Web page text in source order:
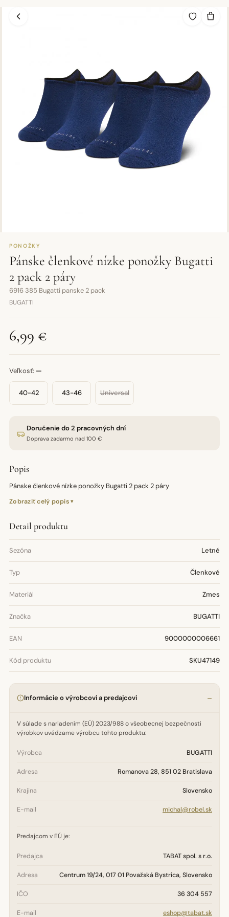
PONOŽKY
Pánske členkové nízke ponožky Bugatti
2 pack 2 páry
6916 385 Bugatti panske 2 pack
BUGATTI
6,99 €
Veľkosť: —
40-42 43-46 Universal
Doručenie do 2 pracovných dní
Doprava zadarmo nad 100 €
Popis
Pánske členkové nízke ponožky Bugatti 2 pack 2 páry
Zobraziť celý popis
Detail produktu
Sezóna Letné
Typ Členkové
Materiál Zmes
Značka BUGATTI
EAN 9000000006661
Kód produktu SKU47149
Informácie o výrobcovi a predajcovi
V súlade s nariadením (EÚ) 2023/988 o všeobecnej bezpečnosti
výrobkov uvádzame výrobcu tohto produktu:
Výrobca BUGATTI
Adresa Romanova 28, 851 02 Bratislava
Krajina Slovensko
E-mail michal@robel.sk
Predajcom v EÚ je:
Predajca TABAT spol. s r.o.
Adresa Centrum 19/24, 017 01 Považská Bystrica, Slovensko
IČO 36 304 557
E-mail eshop@tabat.sk